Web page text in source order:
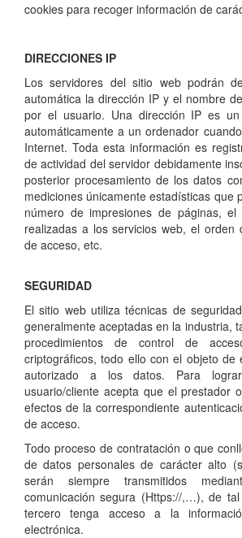
cookies para recoger información de
DIRECCIONES IP
Los servidores del sitio web podrán
automática la dirección IP y el nombre
por el usuario. Una dirección IP es un
automáticamente a un ordenador
Internet. Toda esta información es
de actividad del servidor debidamente
posterior procesamiento de los datos
mediciones únicamente estadísticas que
número de impresiones de páginas,
realizadas a los servicios web, el orden
de acceso, etc.
SEGURIDAD
El sitio web utiliza técnicas de
generalmente aceptadas en la industria,
procedimientos de control de
criptográficos, todo ello con el objeto de
autorizado a los datos. Para
usuario/cliente acepta que el prestador
efectos de la correspondiente
de acceso.
Todo proceso de contratación o que
de datos personales de carácter alto
serán siempre transmitidos
comunicación segura (Https://,…), de
tercero tenga acceso a la
electrónica.